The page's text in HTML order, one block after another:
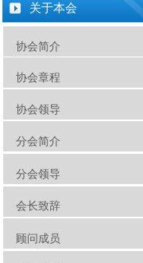
协会领导
分会简介
协会简介
协会章程
关于本会
分会领导
会长致辞
顾问成员